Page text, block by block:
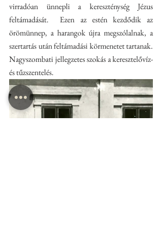
virradóan ünnepli a kereszténység Jézus
feltámadását.  Ezen az estén kezdődik az
örömünnep, a harangok újra megszólalnak, a
szertartás után feltámadási körmenetet tartanak.
Nagyszombati jellegzetes szokás a keresztelővíz-
és tűzszentelés.